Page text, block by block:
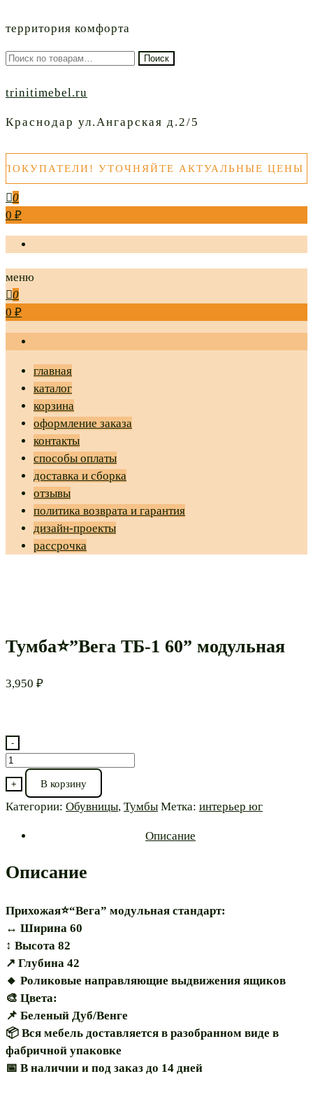
территория комфорта
Искать: Поиск
trinitimebel.ru
Краснодар ул.Ангарская д.2/5
УТОЧНЯЙТЕ АКТУАЛЬНЫЕ ЦЕНЫ
0
0 ₽
меню
0
0 ₽
главная
каталог
корзина
оформление заказа
контакты
способы оплаты
доставка и сборка
отзывы
политика возврата и гарантия
дизайн-проекты
рассрочка
Тумба⭐”Вега ТБ-1 60” модульная
3,950 ₽
-
Количество
товара
Тумба⭐”Вега
ТБ-1
+ В корзину
Категории: Обувницы, Тумбы Метка: интерьер юг
Описание
Описание
Прихожая⭐“Вега” модульная стандарт:
↔️ Ширина 60
↕️ Высота 82
↗️ Глубина 42
🔸 Роликовые направляющие выдвижения ящиков
🎨 Цвета:
📌 Беленый Дуб/Венге
📦 Вся мебель доставляется в разобранном виде в
фабричной упаковке
📅 В наличии и под заказ до 14 дней